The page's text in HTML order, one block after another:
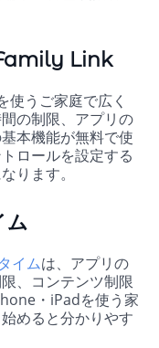
Link
うご家庭で広く
の制限、アプリの
本機能が無料で使
ロールを設定する
ります。
ム
イムは、アプリの
、コンテンツ制限
・iPadを使う家
めると分かりやす